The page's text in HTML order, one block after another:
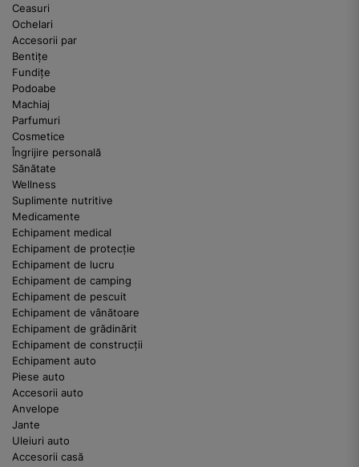
Ceasuri
Ochelari
Accesorii par
Bentițe
Fundițe
Podoabe
Machiaj
Parfumuri
Cosmetice
Îngrijire personală
Sănătate
Wellness
Suplimente nutritive
Medicamente
Echipament medical
Echipament de protecție
Echipament de lucru
Echipament de camping
Echipament de pescuit
Echipament de vânătoare
Echipament de grădinărit
Echipament de construcții
Echipament auto
Piese auto
Accesorii auto
Anvelope
Jante
Uleiuri auto
Accesorii casă